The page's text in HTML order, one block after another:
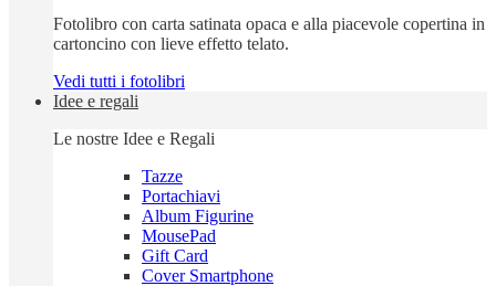
Fotolibro con carta satinata opaca e alla piacevole copertina in
cartoncino con lieve effetto telato.
Vedi tutti i fotolibri
Idee e regali
Le nostre Idee e Regali
Tazze
Portachiavi
Album Figurine
MousePad
Gift Card
Cover Smartphone